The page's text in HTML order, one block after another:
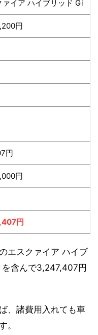
ァイア ハイブリッド Gi
円
円
円
円
エスクァイア ハイブ
を含んで3,247,407円
、諸費用入れても車
。